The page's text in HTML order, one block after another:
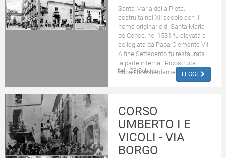
Santa Maria della Pietà,
costruita nel XII secolo con il
nome originario di Santa Maria
de Conce, nel 1531 fu elevata a
collegiata da Papa Clemente VII.
A fine Settecento fu restaurata
la parte interna . Ricostruita
dopo i bombardamenti ae...
28 Schede LEGGI
CORSO
UMBERTO I E
VICOLI - VIA
BORGO